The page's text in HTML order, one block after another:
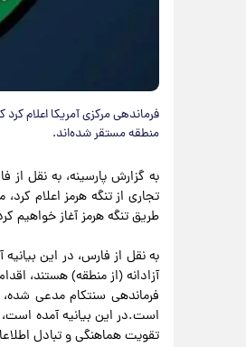
فرماندهی مرکزی آمریکا اعلام
منطقه مستقر شده‌اند.
به گزارش پارسینه، به نقل از
تجاری از تنگه هرمز اعلام
طریق تنگه هرمز آغاز خواهیم
به نقل از فارس، در این
آزادانه (از منطقه) هستند،
فرماندهی سنتکام مدعی
است.در این بیانیه آمده
تقویت هماهنگی و تبادل